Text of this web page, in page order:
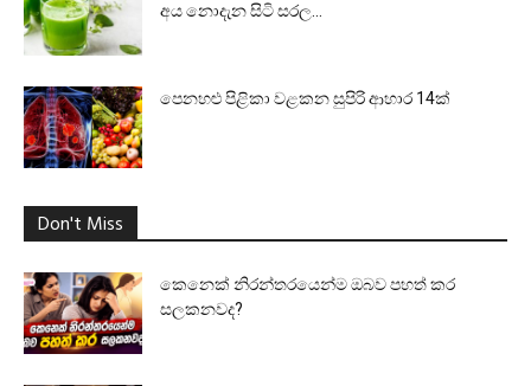
අය නොදැන සිටි සරල...
පෙනහළු පිළිකා වළකන සුපිරි ආහාර 14ක්
Don't Miss
කෙනෙක් නිරන්තරයෙන්ම ඔබව පහත් කර
සලකනවද?